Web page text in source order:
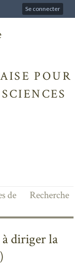
Se connecter
POUR
de
Recherche
diriger la